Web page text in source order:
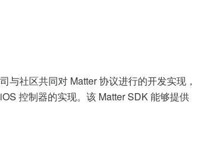
与社区共同对 Matter 协议进行的开发实现，
控制器的实现。该 Matter SDK 能够提供